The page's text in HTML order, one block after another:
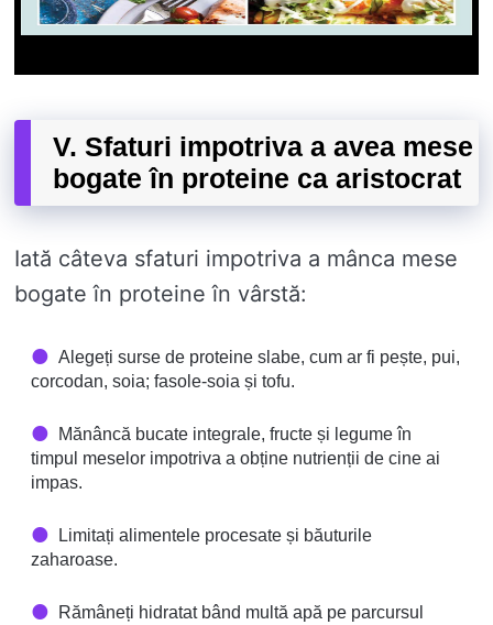
V. Sfaturi impotriva a avea mese
bogate în proteine ​​ca aristocrat
Iată câteva sfaturi impotriva a mânca mese
bogate în proteine ​​în vârstă:
Alegeți surse de proteine ​​slabe, cum ar fi pește, pui,
corcodan, soia; fasole-soia și tofu.
Mănâncă bucate integrale, fructe și legume în
timpul meselor impotriva a obține nutrienții de cine ai
impas.
Limitați alimentele procesate și băuturile
zaharoase.
Rămâneți hidratat bând multă apă pe parcursul